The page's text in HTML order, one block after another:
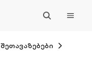
შეთავაზებები